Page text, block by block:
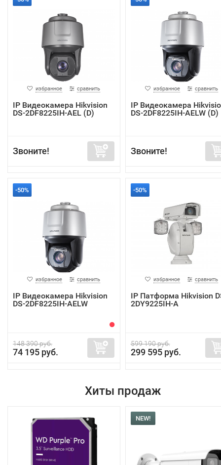
избранное сравнить
IP Видеокамера Hikvision
DS-2DF8225IH-AEL (D)
Звоните!
избранное сравнить
IP Видеокамера
DS-2DF8225IH-AELW (D)
Звоните!
-50%
избранное сравнить
IP Видеокамера Hikvision
DS-2DF8225IH-AELW
148 390 руб.
74 195 руб.
-50%
избранное сравнить
IP Патформа Hikvision
2DY9225IH-A
599 190 руб.
299 595 руб.
Хиты продаж
NEW!